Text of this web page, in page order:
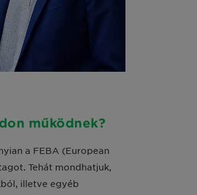
működnek?
a FEBA (European
Tehát mondhatjuk,
illetve egyéb